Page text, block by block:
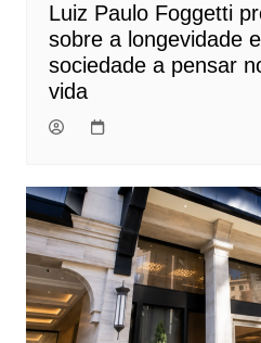
Luiz Paulo Foggetti
sobre a longevidade
sociedade a pensar
vida